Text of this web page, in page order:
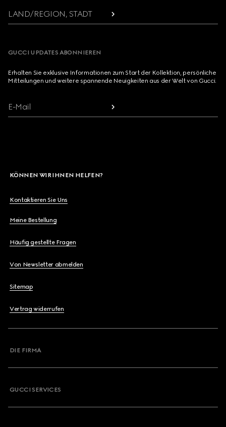
LAND/REGION, STADT
GUCCI UPDATES ABONNIEREN
Erhalten Sie exklusive Informationen zum Start der Kollektion, persönliche
Mitteilungen und weitere spannende Neuigkeiten aus der Welt von Gucci.
E-Mail
KÖNNEN WIR IHNEN HELFEN?
Kontaktieren Sie Uns
Meine Bestellung
Häufig gestellte Fragen
Von Newsletter abmelden
Sitemap
Vertrag widerrufen
DIE FIRMA
GUCCI SERVICES